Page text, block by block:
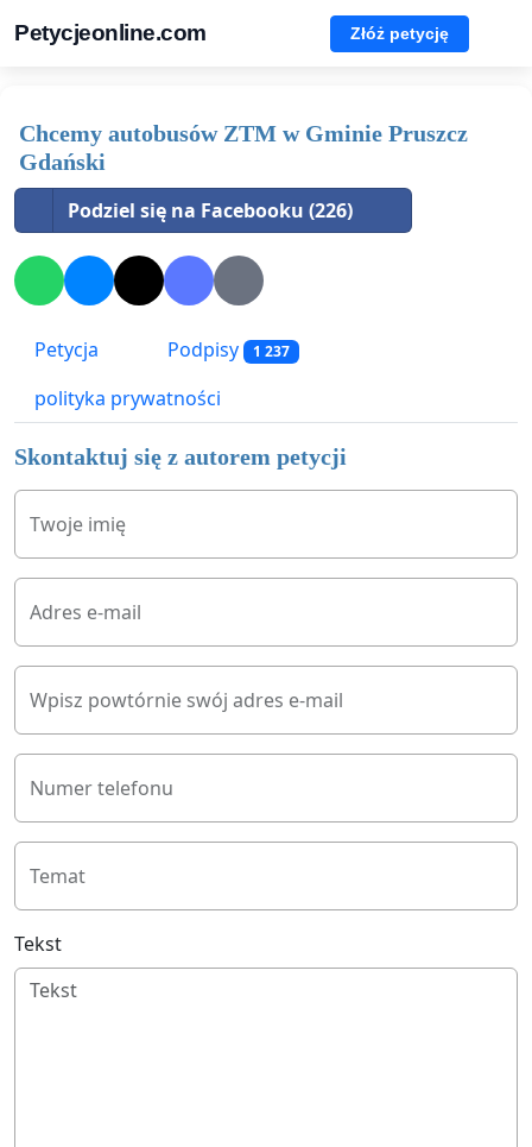
Petycjeonline.com Złóż petycję
Chcemy autobusów ZTM w Gminie Pruszcz
Gdański
Podziel się na Facebooku (226)
Petycja Podpisy 1 237
polityka prywatności
Skontaktuj się z autorem petycji
Twoje imię
Adres e-mail
Wpisz powtórnie swój adres e-mail
Numer telefonu
Temat
Tekst